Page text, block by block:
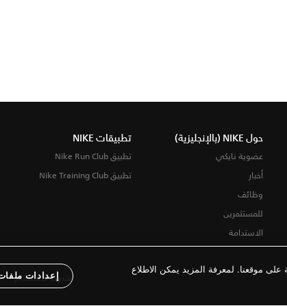
حول NIKE (بالإنجليزية)
عضوية نايكي
أخبار
وظائف
للمستثمرين
الاستدامة
تطبيقات NIKE
تطبيق Nike Run Club
تطبيق Nike Training Club
شروط الاستخدام
موقعنا. لمعرفة المزيد يمكن الاطلاع
إعدادات